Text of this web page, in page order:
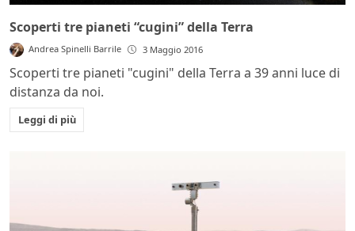
Scoperti tre pianeti “cugini” della Terra
Andrea Spinelli Barrile 3 Maggio 2016
Scoperti tre pianeti "cugini" della Terra a 39 anni luce di
distanza da noi.
Leggi di più